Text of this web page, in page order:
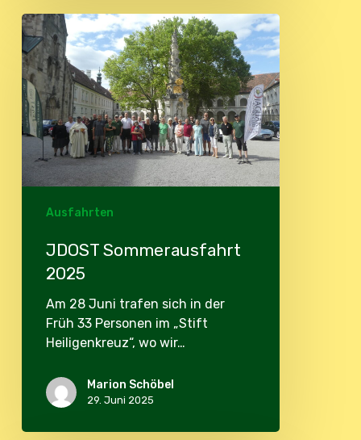
JDOST
Sommerausfahrt
2025
Ausfahrten
JDOST Sommerausfahrt
2025
Am 28 Juni trafen sich in der
Früh 33 Personen im „Stift
Heiligenkreuz“, wo wir…
Marion Schöbel
29. Juni 2025